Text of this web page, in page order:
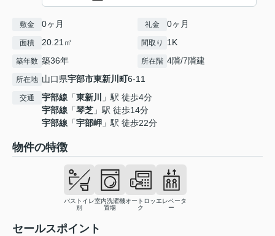
敷金 0ヶ月 礼金 0ヶ月
面積 20.21㎡ 間取り 1K
築年数 築36年 所在階 4階/7階建
所在地 山口県宇部市東新川町6-11
交通 宇部線 「東新川
」駅 徒歩4分
宇部線 「琴芝 」駅 徒歩14分
宇部線 「宇部岬 」駅 徒歩22分
物件の特徴
バストイレ
別
室内洗濯機
置場
オートロッ
ク
エレベータ
ー
セールスポイント